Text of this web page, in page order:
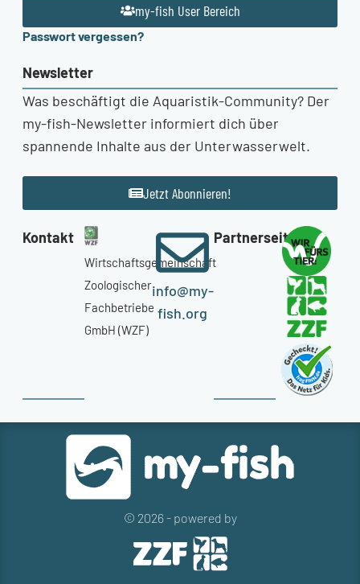
my-fish User Bereich
Passwort vergessen?
Newsletter
Was beschäftigt die Aquaristik-Community? Der
my-fish-Newsletter informiert dich über
spannende Inhalte aus der Unterwasserwelt.
Jetzt Abonnieren!
Kontakt
Wirtschaftsgemeinschaft
Zoologischer
Fachbetriebe
GmbH (WZF)
info@my-
fish.org
Partnerseiten
© 2026 - powered by